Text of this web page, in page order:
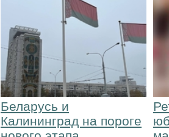
Беларусь и
Калининград на пороге